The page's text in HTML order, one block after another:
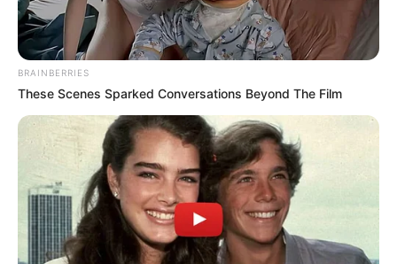
BRAINBERRIES
These Scenes Sparked Conversations Beyond The Film